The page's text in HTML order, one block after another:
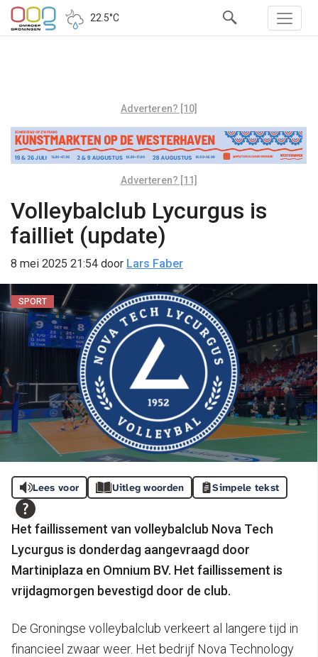
22.5°C
Adverteren? [10]
Adverteren? [11]
Volleybalclub Lycurgus is
failliet (update)
8 mei 2025 21:54 door Lars Faber
SPORT
Lees voor Uitleg woorden Simpele tekst
Het faillissement van volleybalclub Nova Tech
Lycurgus is donderdag aangevraagd door
Martiniplaza en Omnium BV. Het faillissement is
vrijdagmorgen bevestigd door de club.
De Groningse volleybalclub verkeert al langere tijd in
financieel zwaar weer. Het bedrijf Nova Technology